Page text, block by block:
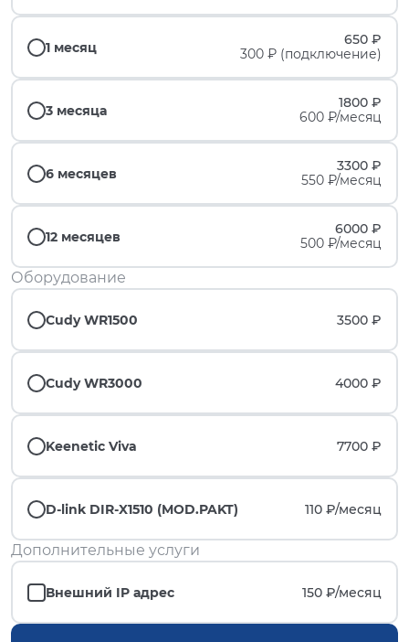
1 месяц
650 ₽
300 ₽ (подключение)
3 месяца
1800 ₽
600 ₽/месяц
6 месяцев
3300 ₽
550 ₽/месяц
12 месяцев
6000 ₽
500 ₽/месяц
Оборудование
Cudy WR1500 3500 ₽
Cudy WR3000 4000 ₽
Keenetic Viva 7700 ₽
D-link DIR-X1510 (MOD.PAKT) 110 ₽/месяц
Дополнительные услуги
Внешний IP адрес 150 ₽/месяц